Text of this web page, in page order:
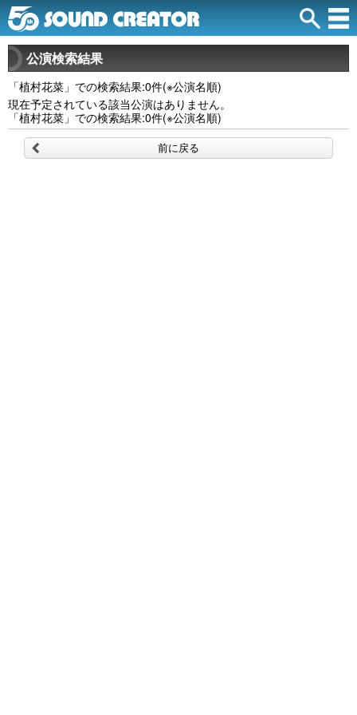
公演検索結果
「植村花菜」での検索結果:0件(※公演名順)
現在予定されている該当公演はありません。
「植村花菜」での検索結果:0件(※公演名順)
前に戻る